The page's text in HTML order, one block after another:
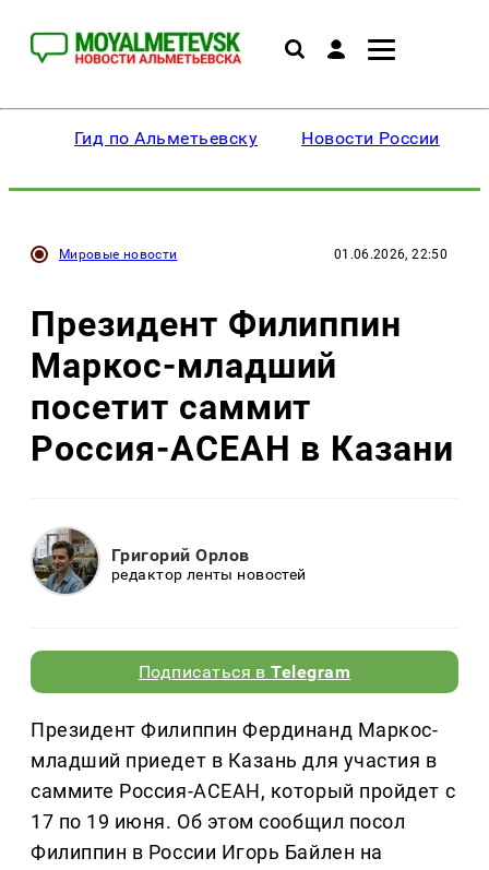
Гид по Альметьевску Новости России
Мировые новости 01.06.2026, 22:50
Президент Филиппин
Маркос-младший
посетит саммит
Россия-АСЕАН в Казани
Григорий Орлов
редактор ленты новостей
Подписаться вTelegram
Президент Филиппин Фердинанд Маркос-
младший приедет в Казань для участия в
саммите Россия-АСЕАН, который пройдет с
17 по 19 июня. Об этом сообщил посол
Филиппин в России Игорь Байлен на